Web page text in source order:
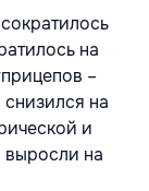
на
–
на
и
выросли на